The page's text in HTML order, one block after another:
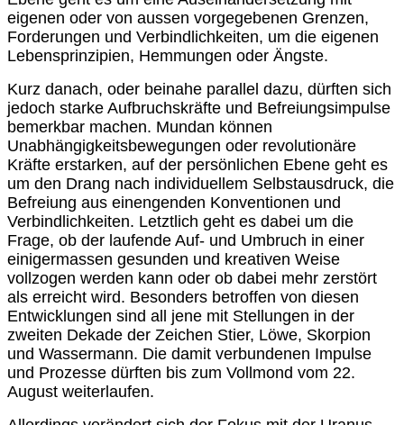
eigenen oder von aussen vorgegebenen Grenzen,
Forderungen und Verbindlichkeiten, um die eigenen
Lebensprinzipien, Hemmungen oder Ängste.
Kurz danach, oder beinahe parallel dazu, dürften sich
jedoch starke Aufbruchskräfte und Befreiungsimpulse
bemerkbar machen. Mundan können
Unabhängigkeitsbewegungen oder revolutionäre
Kräfte erstarken, auf der persönlichen Ebene geht es
um den Drang nach individuellem Selbstausdruck, die
Befreiung aus einengenden Konventionen und
Verbindlichkeiten. Letztlich geht es dabei um die
Frage, ob der laufende Auf- und Umbruch in einer
einigermassen gesunden und kreativen Weise
vollzogen werden kann oder ob dabei mehr zerstört
als erreicht wird. Besonders betroffen von diesen
Entwicklungen sind all jene mit Stellungen in der
zweiten Dekade der Zeichen Stier, Löwe, Skorpion
und Wassermann. Die damit verbundenen Impulse
und Prozesse dürften bis zum Vollmond vom 22.
August weiterlaufen.